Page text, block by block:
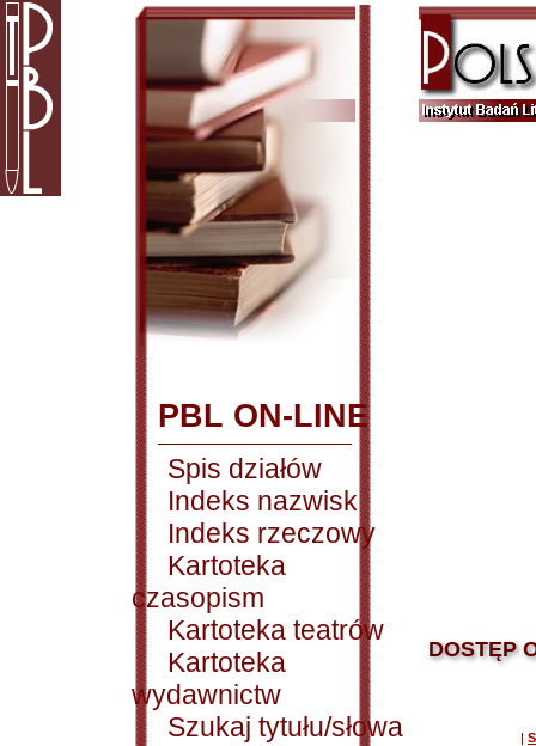
PBL ON-LINE
Spis działów
Indeks nazwisk
Indeks rzeczowy
Kartoteka
czasopism
Kartoteka teatrów
Kartoteka
wydawnictw
Szukaj tytułu/słowa
DOSTĘP
|